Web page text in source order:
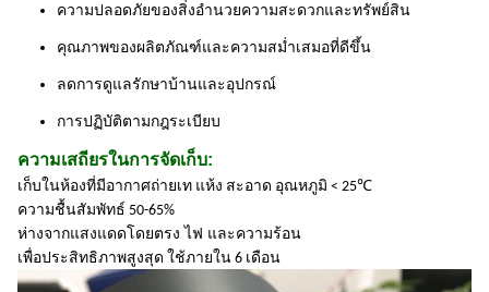
ความปลอดภัยของสิ่งอำนวยความสะดวกและทรัพย์สิน
คุณภาพของผลิตภัณฑ์และความสม่ำเสมอที่ดีขึ้น
ลดการดูแลรักษาบ้านและอุปกรณ์
การปฏิบัติตามกฎระเบียบ
ความเสถียรในการจัดเก็บ:
เก็บในห้องที่มีอากาศถ่ายเท แห้ง สะอาด อุณหภูมิ < 25℃
ความชื้นสัมพัทธ์ 50-65%
ห่างจากแสงแดดโดยตรง ไฟ และความร้อน
เพื่อประสิทธิภาพสูงสุด ใช้ภายใน 6 เดือน